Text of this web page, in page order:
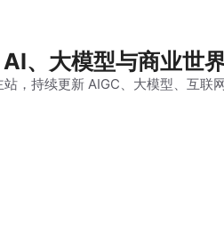
、大模型与商业世
，持续更新 AIGC、大模型、互联